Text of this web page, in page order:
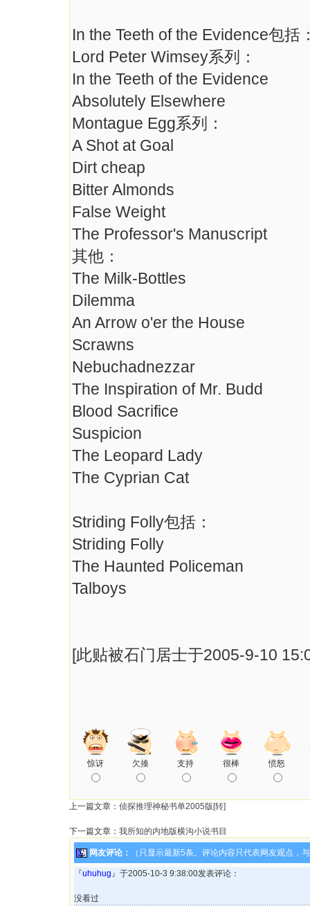
In the Teeth of the Evidence包括
Lord Peter Wimsey系列：
In the Teeth of the Evidence
Absolutely Elsewhere
Montague Egg系列：
A Shot at Goal
Dirt cheap
Bitter Almonds
False Weight
The Professor's Manuscript
其他：
The Milk-Bottles
Dilemma
An Arrow o'er the House
Scrawns
Nebuchadnezzar
The Inspiration of Mr. Budd
Blood Sacrifice
Suspicion
The Leopard Lady
The Cyprian Cat
Striding Folly包括：
Striding Folly
The Haunted Policeman
Talboys
[此贴被石门居士于2005-9-10
惊讶 欠揍 支持 很棒 愤怒
上一篇文章： 侦探推理神秘书单2005版[转]
下一篇文章： 我所知的内地版横沟小说书目
网友评论： （只显示最新5条。评论内容只代表网友观点，
『uhuhug』于2005-10-3 9:38:00发表评论：
没看过